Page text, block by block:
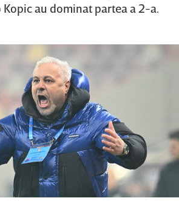
au dominat partea a 2-a.